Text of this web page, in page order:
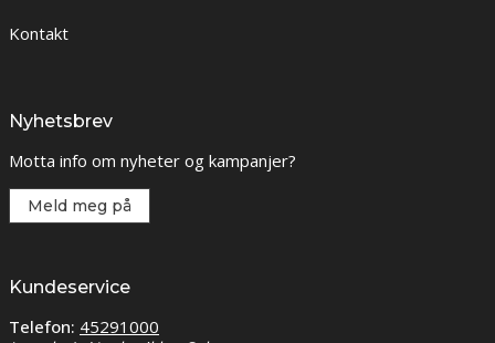
Kontakt
Nyhetsbrev
Motta info om nyheter og kampanjer?
Meld meg på
Kundeservice
Telefon: 45291000